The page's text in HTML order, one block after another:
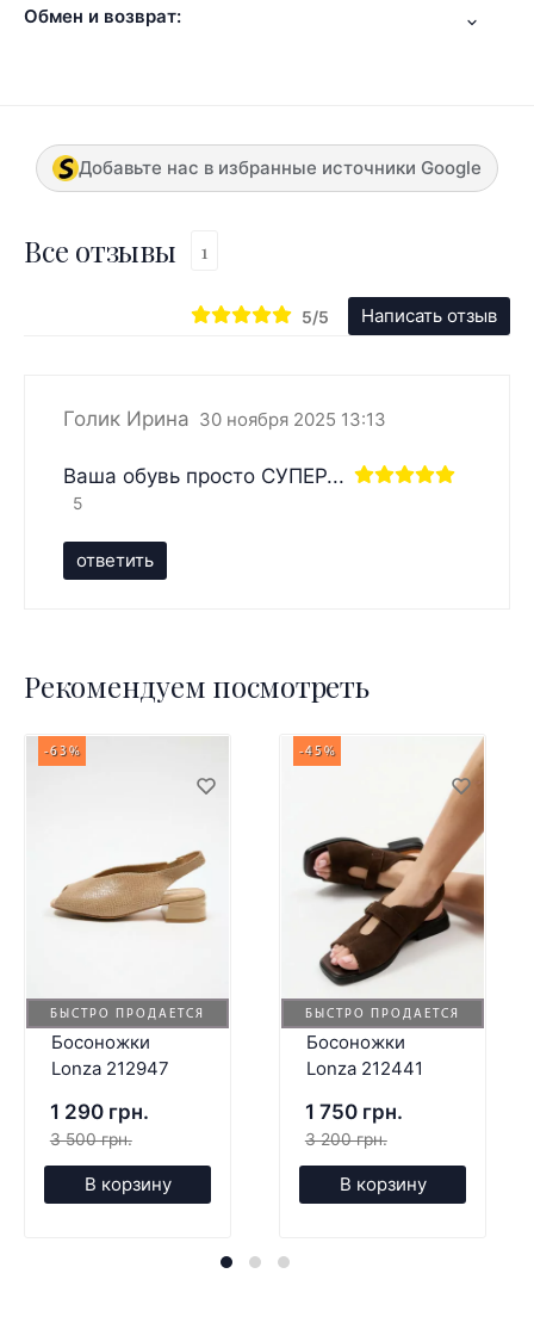
Обмен и возврат:
Добавьте нас в избранные источники Google
Все отзывы 1
5/5 Написать отзыв
Голик Ирина 30 ноября 2025 13:13
Ваша обувь просто СУПЕР...
5
ответить
Рекомендуем посмотреть
БЫСТРО ПРОДАЕТСЯ
-63%
Босоножки
Lonza 212947
1 290 грн.
3 500 грн.
В корзину
БЫСТРО ПРОДАЕТСЯ
-45%
Босоножки
Lonza 212441
1 750 грн.
3 200 грн.
В корзину